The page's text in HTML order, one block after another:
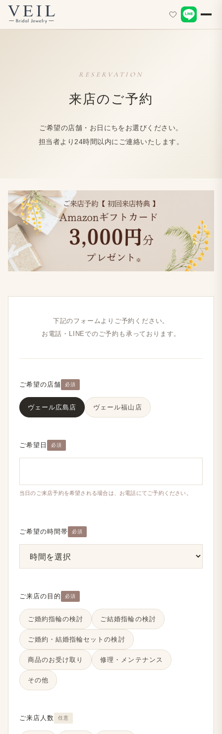
RESERVATION
来店の​ご予約
ご希望の​店舗・​お日に​ちを​お選びください。
担当者より​24時間以内に​ご連絡いたします。
下記の​フォームより​ご予約ください。
お電話・LINEでの​ご予約も​承っております。
ご希望の店舗 必須
ヴェール​広島店 ヴェール福山店
ご希望日 必須
当日の​ご来店予約を​希望される​場合は、​お電話にて​ご予約ください。
ご希望の時間帯 必須
ご来店の目的 必須
ご婚約指輪の​検討 ご結婚​指輪の​検討
ご婚約・結婚​指輪セットの​検討
商品の​お受け取り 修理・メンテナンス
その他
ご来店人数 任意